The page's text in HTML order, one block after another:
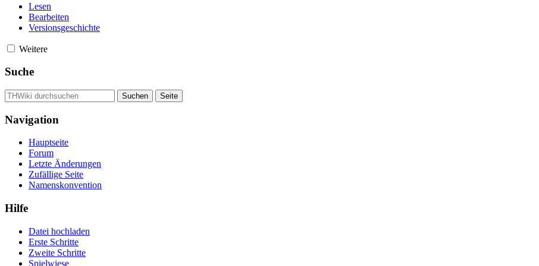
Lesen
Bearbeiten
Versionsgeschichte
Weitere
Suche
Navigation
Hauptseite
Forum
Letzte Änderungen
Zufällige Seite
Namenskonvention
Hilfe
Datei hochladen
Erste Schritte
Zweite Schritte
Spielwiese